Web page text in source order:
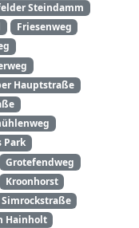
Steindamm
Friesenweg
Hauptstraße
Park
Grotefendweg
Kroonhorst
Simrockstraße
Hainholt